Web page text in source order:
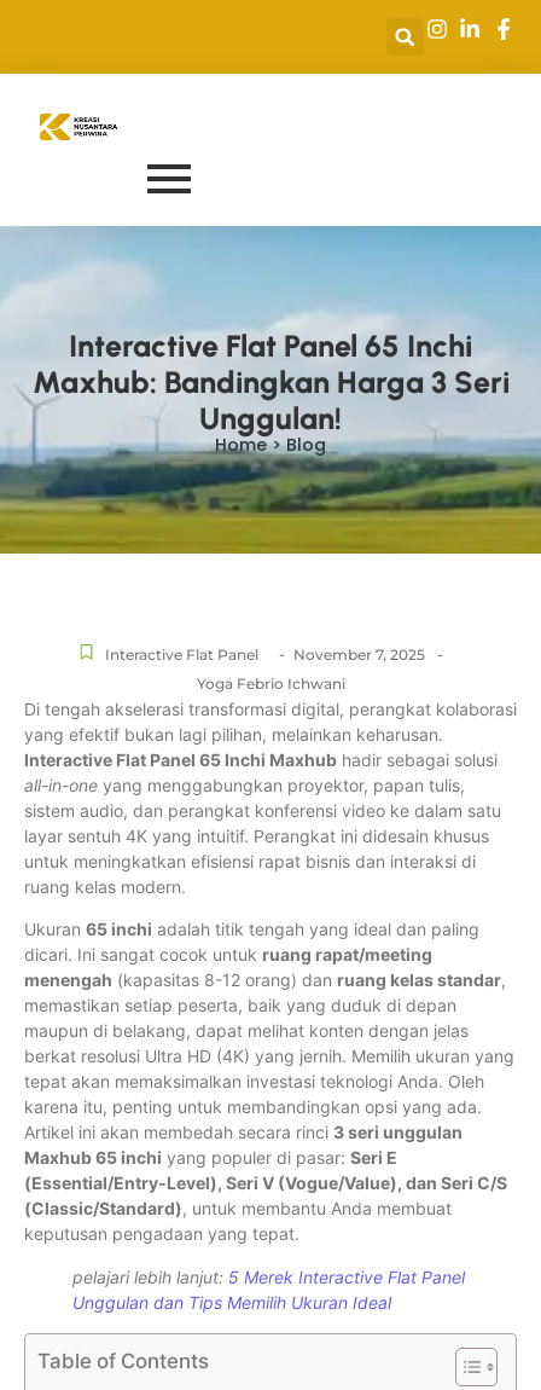
Interactive Flat Panel 65 Inchi
Maxhub: Bandingkan Harga 3 Seri
Unggulan!
Home > Blog
Interactive Flat Panel - November 7, 2025 -
Yoga Febrio Ichwani
Di tengah akselerasi transformasi digital, perangkat kolaborasi
yang efektif bukan lagi pilihan, melainkan keharusan.
Interactive Flat Panel 65 Inchi Maxhub hadir sebagai solusi
all-in-one yang menggabungkan proyektor, papan tulis,
sistem audio, dan perangkat konferensi video ke dalam satu
layar sentuh 4K yang intuitif. Perangkat ini didesain khusus
untuk meningkatkan efisiensi rapat bisnis dan interaksi di
ruang kelas modern.
Ukuran 65 inchi adalah titik tengah yang ideal dan paling
dicari. Ini sangat cocok untuk ruang rapat/meeting
menengah (kapasitas 8-12 orang) dan ruang kelas standar,
memastikan setiap peserta, baik yang duduk di depan
maupun di belakang, dapat melihat konten dengan jelas
berkat resolusi Ultra HD (4K) yang jernih. Memilih ukuran yang
tepat akan memaksimalkan investasi teknologi Anda. Oleh
karena itu, penting untuk membandingkan opsi yang ada.
Artikel ini akan membedah secara rinci 3 seri unggulan
Maxhub 65 inchi yang populer di pasar: Seri E
(Essential/Entry-Level), Seri V (Vogue/Value), dan Seri C/S
(Classic/Standard), untuk membantu Anda membuat
keputusan pengadaan yang tepat.
pelajari lebih lanjut: 5 Merek Interactive Flat Panel
Unggulan dan Tips Memilih Ukuran Ideal
Table of Contents